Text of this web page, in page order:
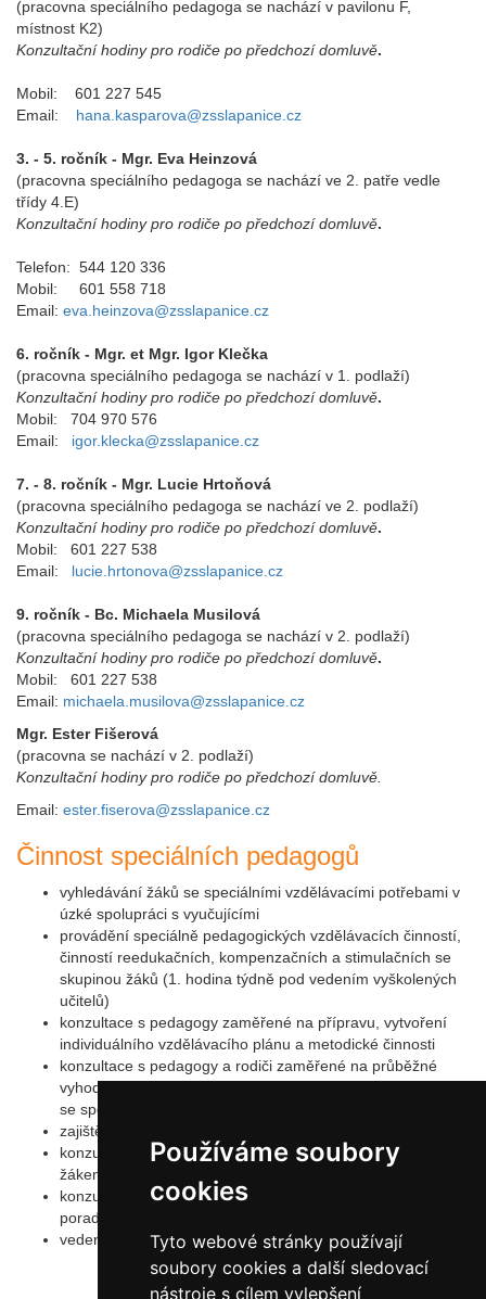
Používáme soubory
cookies
Tyto webové stránky používají
soubory cookies a další sledovací
nástroje s cílem vylepšení
(pracovna speciálního pedagoga se nachází v pavilonu F,
místnost K2)
Konzultační hodiny pro rodiče po předchozí domluvě.
Mobil: 601 227 545
Email: hana.kasparova@zsslapanice.cz
3. - 5. ročník - Mgr. Eva Heinzová
(pracovna speciálního pedagoga se nachází ve 2. patře vedle
třídy 4.E)
Konzultační hodiny pro rodiče po předchozí domluvě.
Telefon: 544 120 336
Mobil: 601 558 718
Email: eva.heinzova@zsslapanice.cz
6. ročník - Mgr. et Mgr. Igor Klečka
(pracovna speciálního pedagoga se nachází v 1. podlaží)
Konzultační hodiny pro rodiče po předchozí domluvě.
Mobil: 704 970 576
Email: igor.klecka@zsslapanice.cz
7. - 8. ročník - Mgr. Lucie Hrtoňová
(pracovna speciálního pedagoga se nachází ve 2. podlaží)
Konzultační hodiny pro rodiče po předchozí domluvě.
Mobil: 601 227 538
Email: lucie.hrtonova@zsslapanice.cz
9. ročník - Bc. Michaela Musilová
(pracovna speciálního pedagoga se nachází v 2. podlaží)
Konzultační hodiny pro rodiče po předchozí domluvě.
Mobil: 601 227 538
Email: michaela.musilova@zsslapanice.cz
Mgr. Ester Fišerová
(pracovna se nachází v 2. podlaží)
Konzultační hodiny pro rodiče po předchozí domluvě.
Email: ester.fiserova@zsslapanice.cz
Činnost speciálních pedagogů
vyhledávání žáků se speciálními vzdělávacími potřebami v
úzké spolupráci s vyučujícími
provádění speciálně pedagogických vzdělávacích činností,
činností reedukačních, kompenzačních a stimulačních se
skupinou žáků (1. hodina týdně pod vedením vyškolených
učitelů)
konzultace s pedagogy zaměřené na přípravu, vytvoření
individuálního vzdělávacího plánu a metodické činnosti
konzultace s pedagogy a rodiči zaměřené na průběžné
vyhodnocování navržených podpůrných opatření pro žáky
se speciálními vzdělávacími potřebami
zajištění speciálních pomůcek a didaktických materiálů
konzultační hodiny pro rodiče, možná individuální práce s
žákem po dohodě
konzultace a kooperace s odbornými pracovníky
poradenských a dalších institucí
vedení příslušné dokumentace
Autor Antonín Šerý